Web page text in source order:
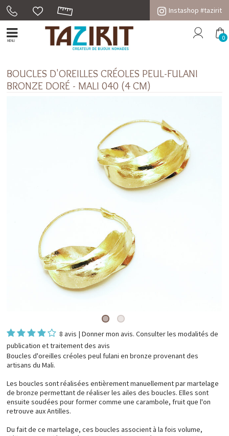
Instashop #tazirit
MENU 0
BOUCLES D'OREILLES CRÉOLES PEUL-FULANI
BRONZE DORÉ - MALI 040 (4 CM)
8 avis |Donner mon avis. Consulter lesmodalités de
publication et traitement des avis
Boucles d'oreilles créoles peul fulani en bronze provenant des
artisans du Mali.
Les boucles sont réalisées entièrement manuellement par martelage
de bronze permettant de réaliser les ailes des boucles. Elles sont
ensuite soudées pour former comme une carambole, fruit que l'on
retrouve aux Antilles.
Du fait de ce martelage, ces boucles associent à la fois volume,